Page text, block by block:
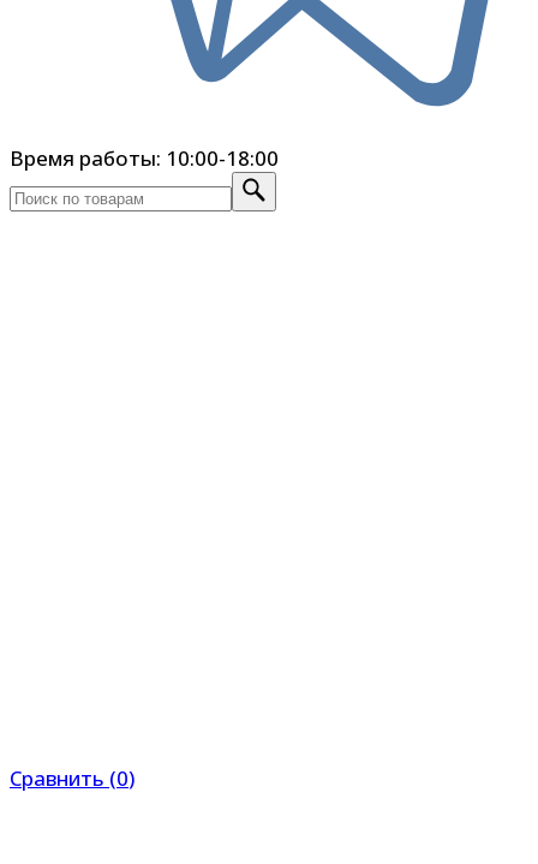
Время работы: 10:00-18:00
Сравнить (0)